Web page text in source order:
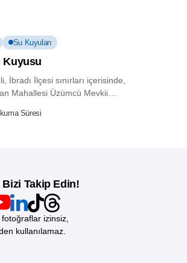
Su Kuyuları
Kuyusu
İbradı İlçesi sınırları içerisinde,
Mahallesi Üzümcü Mevkii
Süresi
Takip Edin!
izinsiz,
kullanılamaz.